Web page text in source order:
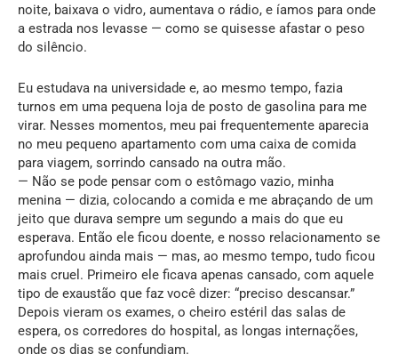
noite, baixava o vidro, aumentava o rádio, e íamos para onde
a estrada nos levasse — como se quisesse afastar o peso
do silêncio.
Eu estudava na universidade e, ao mesmo tempo, fazia
turnos em uma pequena loja de posto de gasolina para me
virar. Nesses momentos, meu pai frequentemente aparecia
no meu pequeno apartamento com uma caixa de comida
para viagem, sorrindo cansado na outra mão.
— Não se pode pensar com o estômago vazio, minha
menina — dizia, colocando a comida e me abraçando de um
jeito que durava sempre um segundo a mais do que eu
esperava. Então ele ficou doente, e nosso relacionamento se
aprofundou ainda mais — mas, ao mesmo tempo, tudo ficou
mais cruel. Primeiro ele ficava apenas cansado, com aquele
tipo de exaustão que faz você dizer: “preciso descansar.”
Depois vieram os exames, o cheiro estéril das salas de
espera, os corredores do hospital, as longas internações,
onde os dias se confundiam.